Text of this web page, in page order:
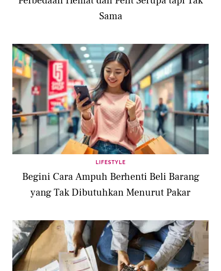
Sama
LIFESTYLE
Begini Cara Ampuh Berhenti Beli Barang
yang Tak Dibutuhkan Menurut Pakar